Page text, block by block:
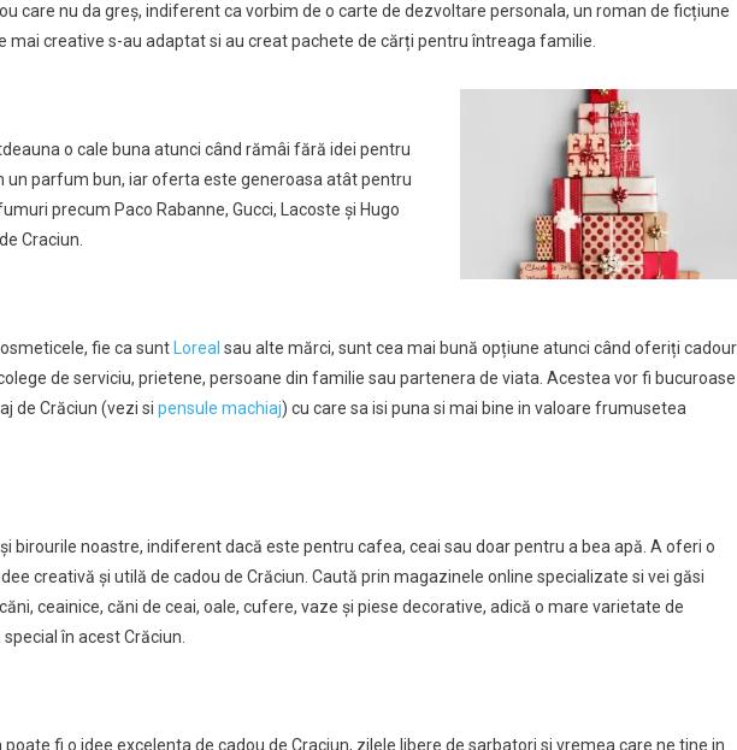
care nu da greș, indiferent ca vorbim de o carte de dezvoltare personala, un roman de ficțiune
mai creative s-au adaptat si au creat pachete de cărți pentru întreaga familie.
o cale buna atunci când rămâi fără idei pentru
un parfum bun, iar oferta este generoasa atât pentru
precum Paco Rabanne, Gucci, Lacoste și Hugo
Craciun.
fie ca sunt Loreal sau alte mărci, sunt cea mai bună opțiune atunci când oferiți
de serviciu, prietene, persoane din familie sau partenera de viata. Acestea vor fi bucuroase
de Crăciun (vezi si pensule machiaj) cu care sa isi puna si mai bine in valoare frumusetea
birourile noastre, indiferent dacă este pentru cafea, ceai sau doar pentru a bea apă. A oferi o
creativă și utilă de cadou de Crăciun. Caută prin magazinele online specializate si vei găsi
ceainice, căni de ceai, oale, cufere, vaze și piese decorative, adică o mare varietate de
în acest Crăciun.
fi o idee excelenta de cadou de Craciun, zilele libere de sarbatori si vremea care ne tine in